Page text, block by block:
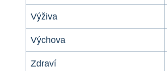
Výživa
Výchova
Zdraví